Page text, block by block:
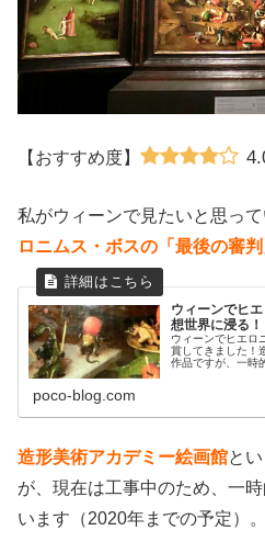
【おすすめ度】
私がウィーンで見たいと思って
ロニムス・ボスの「最後の審判
ウィーンでヒ
想世界に浸る！
ウィーンでヒエロ
賞してきました！
作品ですが、一時
poco-blog.com
造形美術アカデミー絵画館と
が、現在は工事中のため、一
います（2020年までの予定）。